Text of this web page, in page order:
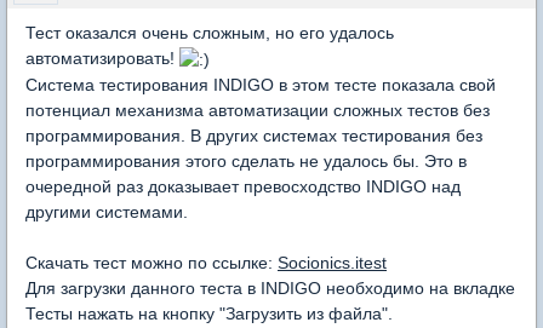
Тест оказался очень сложным, но его удалось
автоматизировать!
Система тестирования INDIGO в этом тесте показала свой
потенциал механизма автоматизации сложных тестов без
программирования. В других системах тестирования без
программирования этого сделать не удалось бы. Это в
очередной раз доказывает превосходство INDIGO над
другими системами.
Скачать тест можно по ссылке: Socionics.itest
Для загрузки данного теста в INDIGO необходимо на вкладке
Тесты нажать на кнопку "Загрузить из файла".